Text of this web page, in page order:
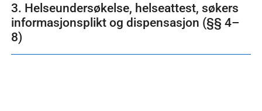
3. Helseundersøkelse, helseattest, søkers
informasjonsplikt og dispensasjon (§§ 4–
8)